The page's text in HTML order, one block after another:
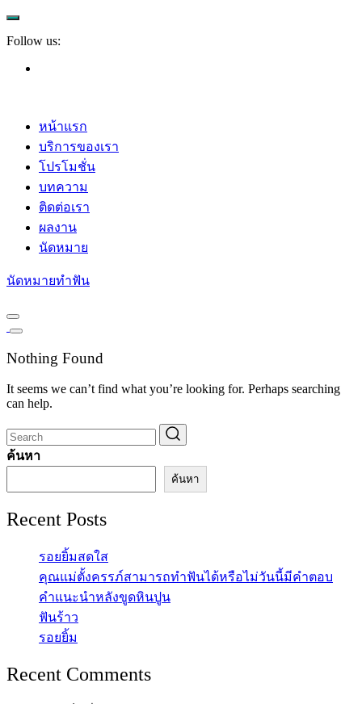
Follow us:
หน้าแรก
บริการของเรา
โปรโมชั่น
บทความ
ติดต่อเรา
ผลงาน
นัดหมาย
นัดหมายทำฟัน
Nothing Found
It seems we can’t find what you’re looking for. Perhaps searching
can help.
ค้นหา
ค้นหา
Recent Posts
รอยยิ้มสดใส
คุณแม่ตั้งครรภ์สามารถทำฟันได้หรือไม่วันนี้มีคำตอบ
คำแนะนำหลังขูดหินปูน
ฟันร้าว
รอยยิ้ม
Recent Comments